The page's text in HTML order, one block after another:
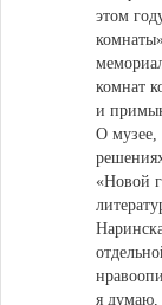
этом
комнат
и
О музее,
«Новой
я думаю,